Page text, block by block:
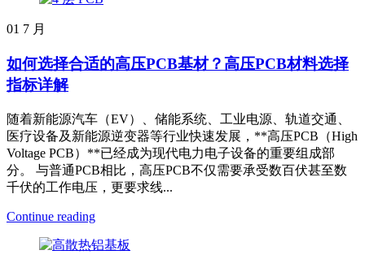
01 7 月
如何选择合适的高压PCB基材？高压PCB材料选择
指标详解
随着新能源汽车（EV）、储能系统、工业电源、轨道交通、
医疗设备及新能源逆变器等行业快速发展，**高压PCB（High
Voltage PCB）**已经成为现代电力电子设备的重要组成部
分。 与普通PCB相比，高压PCB不仅需要承受数百伏甚至数
千伏的工作电压，更要求线...
Continue reading